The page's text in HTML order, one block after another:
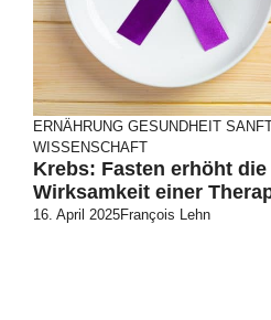
ERNÄHRUNG GESUNDHEIT
WISSENSCHAFT
Krebs: Fasten erhöht
Wirksamkeit einer
16. April 2025François Lehn